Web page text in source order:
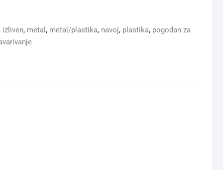
izliven, metal , metal/plastika, navoj, plastika, pogodan za